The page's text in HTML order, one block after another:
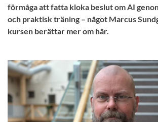
förmåga att fatta kloka beslut om AI
och praktisk träning – något Marcus
kursen berättar mer om här.